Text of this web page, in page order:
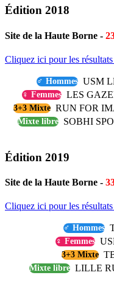
Édition 2018
Site de la Haute Borne -
Cliquez ici pour les
♂ Hommes USM
♀ Femmes LES
3+3 Mixte RUN FOR
Mixte libre SOBHI
Édition 2019
Site de la Haute Borne -
Cliquez ici pour les
♂ Hommes
♀ Femmes
3+3 Mixte
Mixte libre LILLE